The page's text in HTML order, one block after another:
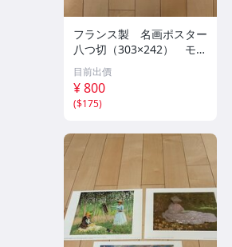
フランス製 名画ポスター
八つ切（303×242） モ
ネ ミレー シャガール
ピサロ 他10枚セット
②
目前出價
¥ 800
($175)